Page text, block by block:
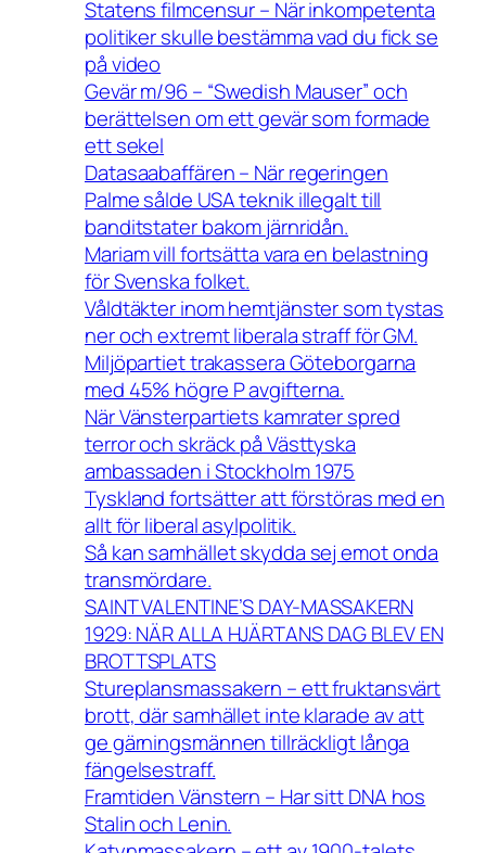
Statens filmcensur – När inkompetenta
politiker skulle bestämma vad du fick se
på video
Gevär m/96 – “Swedish Mauser” och
berättelsen om ett gevär som formade
ett sekel
Datasaabaffären – När regeringen
Palme sålde USA teknik illegalt till
banditstater bakom järnridån.
Mariam vill fortsätta vara en belastning
för Svenska folket.
Våldtäkter inom hemtjänster som tystas
ner och extremt liberala straff för GM.
Miljöpartiet trakassera Göteborgarna
med 45% högre P avgifterna.
När Vänsterpartiets kamrater spred
terror och skräck på Västtyska
ambassaden i Stockholm 1975
Tyskland fortsätter att förstöras med en
allt för liberal asylpolitik.
Så kan samhället skydda sej emot onda
transmördare.
SAINT VALENTINE’S DAY-MASSAKERN
1929: NÄR ALLA HJÄRTANS DAG BLEV EN
BROTTSPLATS
Stureplansmassakern – ett fruktansvärt
brott, där samhället inte klarade av att
ge gärningsmännen tillräckligt långa
fängelsestraff.
Framtiden Vänstern – Har sitt DNA hos
Stalin och Lenin.